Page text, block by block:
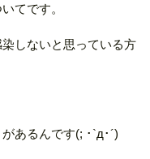
てです。
しないと思っている方
あるんです(; ･`д･´)